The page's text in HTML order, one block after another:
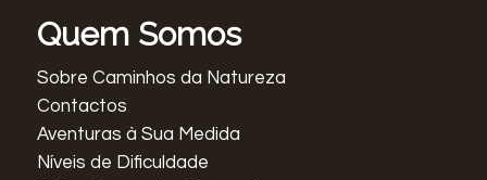
Quem Somos
Sobre Caminhos da Natureza
Contactos
Aventuras à Sua Medida
Níveis de Dificuldade